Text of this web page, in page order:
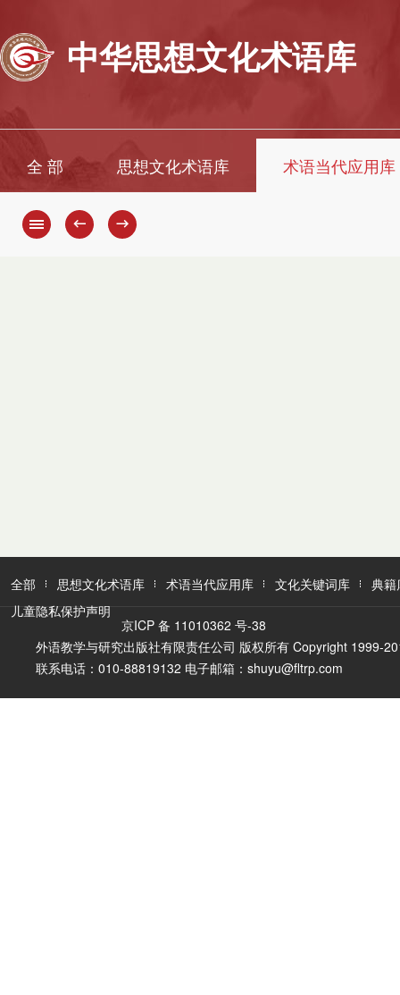
中华思想文化术语库
全 部 思想文化术语库 术语当代应用库
← →
全部 思想文化术语库 术语当代应用库 文化关键词库
典籍
儿童隐私保护声明
京ICP 备 11010362 号-38
外语教学与研究出版社有限责任公司 版权所有 Copyright 1999-
联系电话：010-88819132 电子邮箱：shuyu@fltrp.com